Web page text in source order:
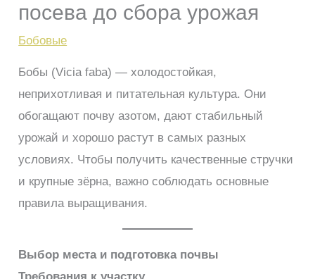
посева до сбора урожая
Бобовые
Бобы (Vicia faba) — холодостойкая,
неприхотливая и питательная культура. Они
обогащают почву азотом, дают стабильный
урожай и хорошо растут в самых разных
условиях. Чтобы получить качественные стручки
и крупные зёрна, важно соблюдать основные
правила выращивания.
Выбор места и подготовка почвы